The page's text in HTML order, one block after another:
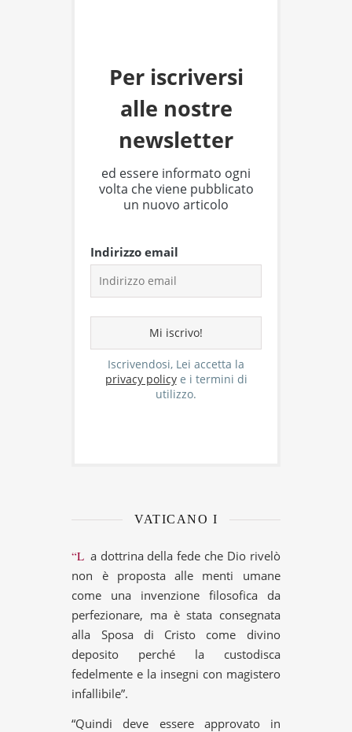
Per iscriversi
alle nostre
newsletter
ed essere informato ogni
volta che viene pubblicato
un nuovo articolo
Indirizzo email
Iscrivendosi, Lei accetta la
privacy policye i termini di
utilizzo.
VATICANO I
“La dottrina della fede che Dio rivelò
non è proposta alle menti umane
come una invenzione filosofica da
perfezionare, ma è stata consegnata
alla Sposa di Cristo come divino
deposito perché la custodisca
fedelmente e la insegni con magistero
infallibile”.
“Quindi deve essere approvato in